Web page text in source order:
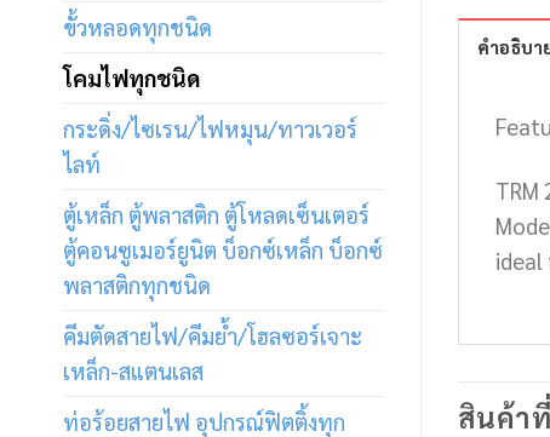
ขั้วหลอดทุกชนิด
โคมไฟทุกชนิด
กระดิ่ง/ไซเรน/ไฟหมุน/ทาวเวอร์
ไลท์
ตู้เหล็ก ตู้พลาสติก ตู้โหลดเซ็นเตอร์
ตู้คอนซูเมอร์ยูนิต บ็อกซ์เหล็ก บ็อกซ์
พลาสติกทุกชนิด
คีมตัดสายไฟ/คีมย้ำ/โฮลซอร์เจาะ
เหล็ก-สแตนเลส
ท่อร้อยสายไฟ อุปกรณ์ฟิตติ้งทุก
คำอธิบา
TRM
ideal
สินค้า